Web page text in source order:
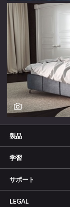
製品
学習
サポート
LEGAL